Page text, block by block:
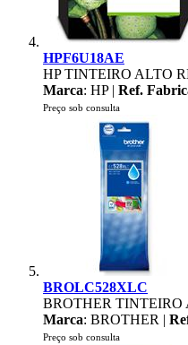
HPF6U18AE
HP TINTEIRO ALTO
Marca: HP | Ref.
Preço sob consulta
BROLC528XLC
BROTHER TINTEIRO
Marca: BROTHER |
Preço sob consulta